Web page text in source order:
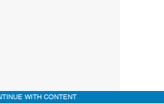
WITH CONTENT